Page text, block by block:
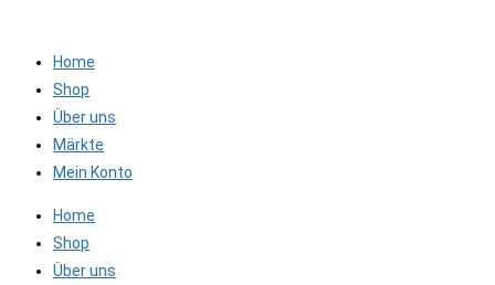
Home
Shop
Über uns
Märkte
Mein Konto
Home
Shop
Über uns